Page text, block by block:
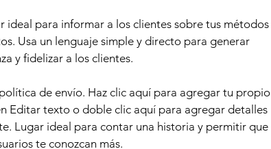
ideal para informar a los clientes sobre tus métodos
Usa un lenguaje simple y directo para generar
y fidelizar a los clientes.
de envío. Haz clic aquí para agregar tu propio
Editar texto o doble clic aquí para agregar detalles
Lugar ideal para contar una historia y permitir que
te conozcan más.